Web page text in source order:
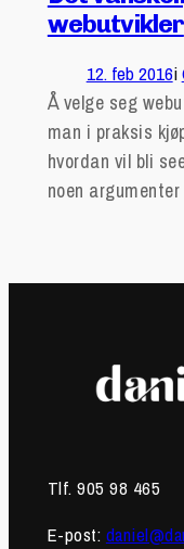
webutvikler
12. feb 2016i
Å velge seg
man i praksis
hvordan vil bli
noen
Tlf. 905 98 465
E-post: